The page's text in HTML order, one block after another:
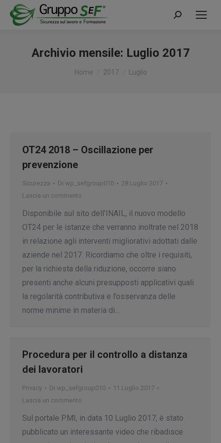
Cerca:
Archivio mensile: Luglio 2017
Tu sei qui:
Home 2017 Luglio
OT24 2018 – Oscillazione per
prevenzione
Sicurezza Di wp_sefgroup010
28 Luglio 2017
Lascia un commento
Disponibile sul sito dell’INAIL, il nuovo modello
OT24 per le istanze che verranno inoltrate nel 2018
in relazione agli interventi migliorativi adottati dalle
aziende nel 2017. Ricordiamo che oltre i requisiti,
per la richiesta della riduzione, occorre siano
presenti anche alcuni presupposti applicativi quali
la regolarità contributiva e l’osservanza delle
norme minime in materia di…
Procedura per il controllo a distanza
dei lavoratori
Privacy Di wp_sefgroup010
11 Luglio 2017
Lascia un commento
Sul portale PMI, in data 10 Luglio 2017, è stato
pubblicato un interessante video che ribadisce